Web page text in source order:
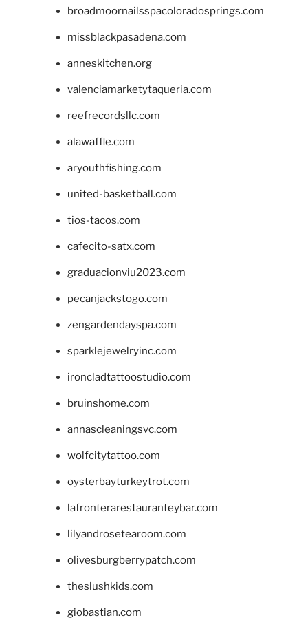
broadmoornailsspacoloradosprings.com
missblackpasadena.com
anneskitchen.org
valenciamarketytaqueria.com
reefrecordsllc.com
alawaffle.com
aryouthfishing.com
united-basketball.com
tios-tacos.com
cafecito-satx.com
graduacionviu2023.com
pecanjackstogo.com
zengardendayspa.com
sparklejewelryinc.com
ironcladtattoostudio.com
bruinshome.com
annascleaningsvc.com
wolfcitytattoo.com
oysterbayturkeytrot.com
lafronterarestauranteybar.com
lilyandrosetearoom.com
olivesburgberrypatch.com
theslushkids.com
giobastian.com